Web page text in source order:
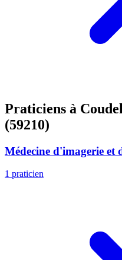
Praticiens à
(59210)
Médecine d'imagerie et
1 praticien